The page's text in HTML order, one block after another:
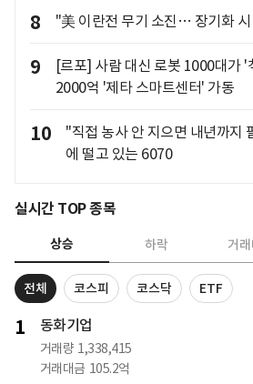
8 "美 이란전 무기 소진… 장기화
9
[르포] 사람 대신 로봇 1000대가
2000억 '제타 스마트센터' 가동
10
"직접 농사 안 지으면 내년까
에 떨고 있는 6070
실시간 TOP 종목
상승 하락 거
전체 코스피 코스닥 ETF
1 동화기업
거래량 1,338,415
거래대금 105.2억